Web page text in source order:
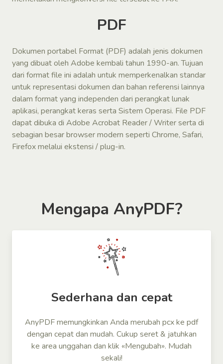
PDF
Dokumen portabel Format (PDF) adalah jenis dokumen
yang dibuat oleh Adobe kembali tahun 1990-an. Tujuan
dari format file ini adalah untuk memperkenalkan standar
untuk representasi dokumen dan bahan referensi lainnya
dalam format yang independen dari perangkat lunak
aplikasi, perangkat keras serta Sistem Operasi. File PDF
dapat dibuka di Adobe Acrobat Reader / Writer serta di
sebagian besar browser modern seperti Chrome, Safari,
Firefox melalui ekstensi / plug-in.
Mengapa AnyPDF?
Sederhana dan cepat
AnyPDF memungkinkan Anda merubah pcx ke pdf
dengan cepat dan mudah. Cukup seret & jatuhkan
ke area unggahan dan klik «Mengubah». Mudah
sekali!